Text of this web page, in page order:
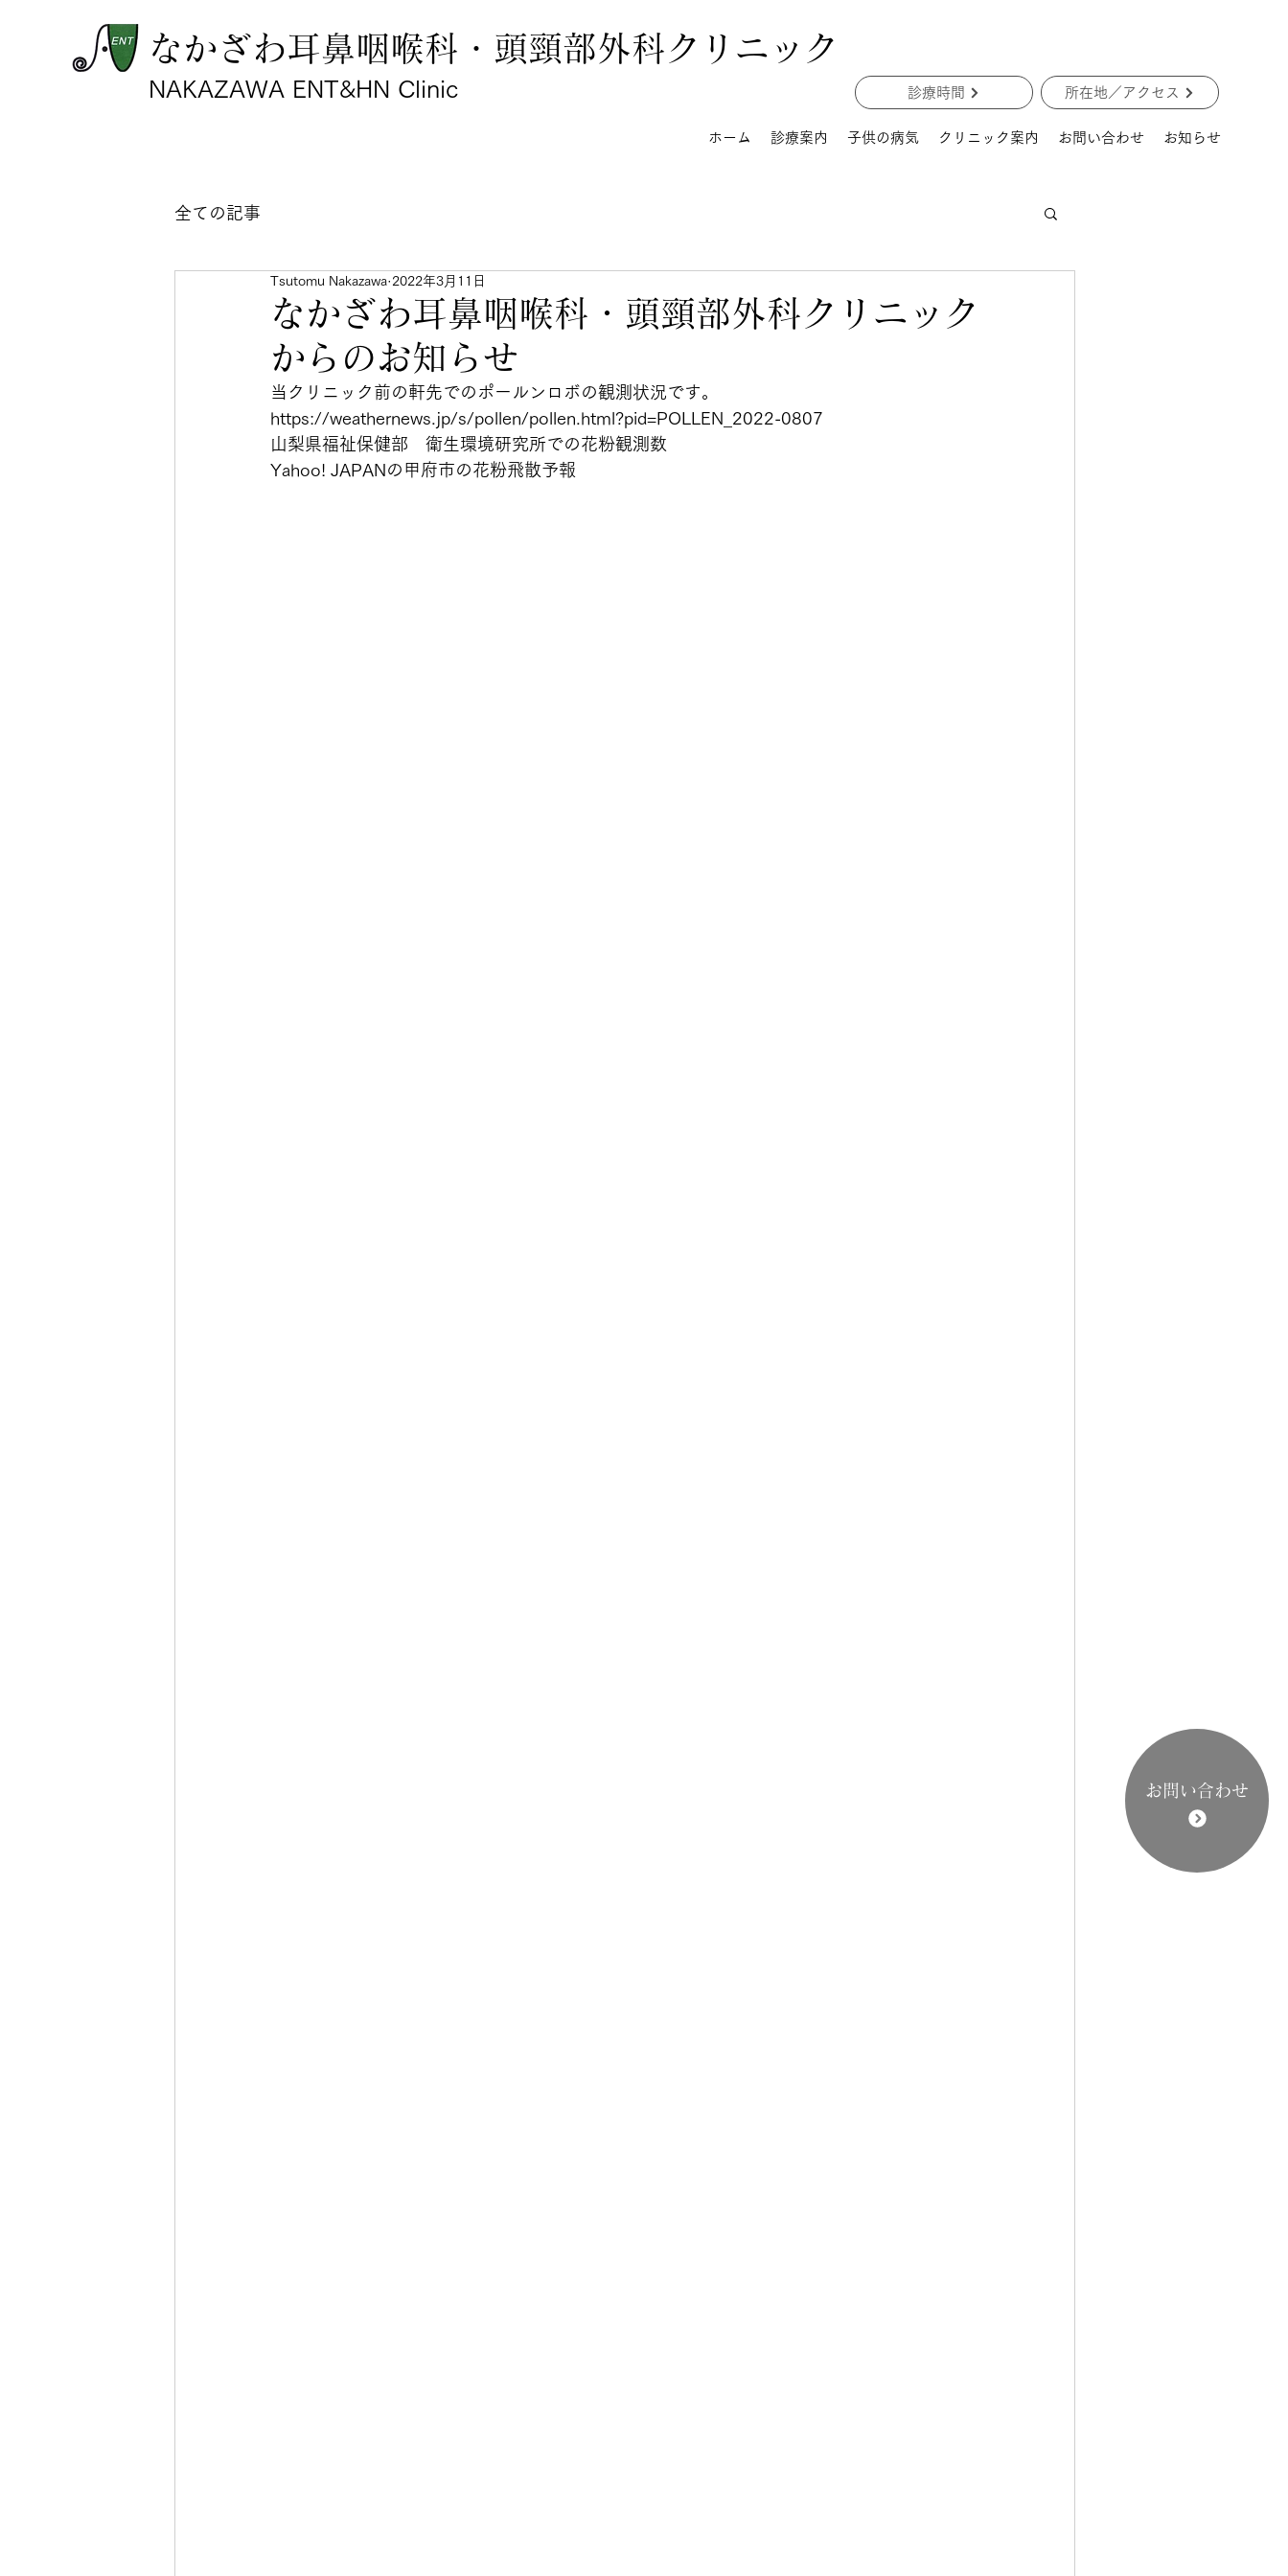
なかざわ耳鼻咽喉科・頭頸部外科クリニック
NAKAZAWA ENT&HN Clinic
ホーム 診療案内 子供の病気 クリニック案内 お問い合わせ お知らせ
診療時間 所在地／アクセス
お問い合わせ
全ての記事
なかざわ耳鼻咽喉科・頭頸部外科クリニック
からのお知らせ
Tsutomu Nakazawa 2022年3月11日
当クリニック前の軒先でのポールンロボの観測状況です。
https://weathernews.jp/s/pollen/pollen.html?pid=POLLEN_2022-0807
山梨県福祉保健部　衛生環境研究所での花粉観測数
Yahoo! JAPANの甲府市の花粉飛散予報